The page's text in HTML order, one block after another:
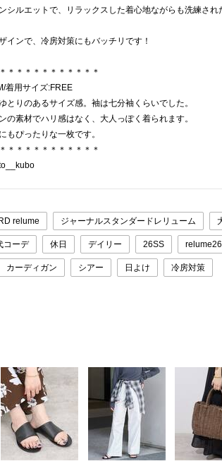
シルエットで、リラックスした着心地ながらも洗練され
インで、冷房対策にもバッチリです！
＊＊＊＊＊＊＊＊＊＊＊
着用サイズ:FREE
とりのあるサイズ感。袖は七分袖くらいでした。
の素材でハリ感はなく、大人っぽく着られます。
もぴったりな一枚です。
＊＊＊＊＊＊＊＊＊＊＊
relume ジャーナルスタンダードレリューム
コーデ 休日 デイリー 26SS
カーディガン シアー 日よけ 冷房対策